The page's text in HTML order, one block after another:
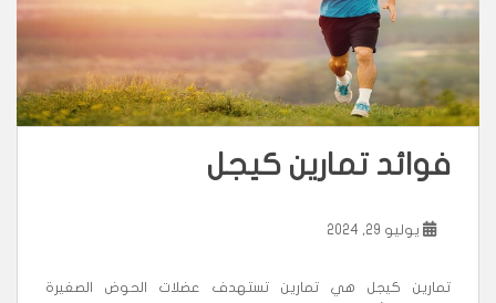
فوائد تمارين كيجل
يوليو 29, 2024
تمارين كيجل هي تمارين تستهدف عضلات الحوض الصغيرة